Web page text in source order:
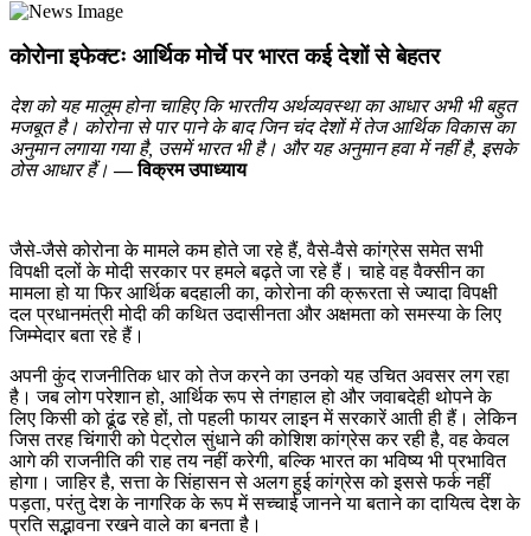
कोरोना इफेक्टः आर्थिक मोर्चे पर भारत कई देशों से बेहतर
देश को यह मालूम होना चाहिए कि भारतीय अर्थव्यवस्था का आधार अभी भी बहुत
मजबूत है। कोरोना से पार पाने के बाद जिन चंद देशों में तेज आर्थिक विकास का
अनुमान लगाया गया है, उसमें भारत भी है। और यह अनुमान हवा में नहीं है, इसके
ठोस आधार हैं।— विक्रम उपाध्याय
जैसे-जैसे कोरोना के मामले कम होते जा रहे हैं, वैसे-वैसे कांग्रेस समेत सभी
विपक्षी दलों के मोदी सरकार पर हमले बढ़ते जा रहे हैं। चाहे वह वैक्सीन का
मामला हो या फिर आर्थिक बदहाली का, कोरोना की क्रूरता से ज्यादा विपक्षी
दल प्रधानमंत्री मोदी की कथित उदासीनता और अक्षमता को समस्या के लिए
जिम्मेदार बता रहे हैं।
अपनी कुंद राजनीतिक धार को तेज करने का उनको यह उचित अवसर लग रहा
है। जब लोग परेशान हो, आर्थिक रूप से तंगहाल हो और जवाबदेही थोपने के
लिए किसी को ढूंढ रहे हों, तो पहली फायर लाइन में सरकारें आती ही हैं। लेकिन
जिस तरह चिंगारी को पेट्रोल सुंधाने की कोशिश कांग्रेस कर रही है, वह केवल
आगे की राजनीति की राह तय नहीं करेगी, बल्कि भारत का भविष्य भी प्रभावित
होगा। जाहिर है, सत्ता के सिंहासन से अलग हुई कांग्रेस को इससे फर्क नहीं
पड़ता, परंतु देश के नागरिक के रूप में सच्चाई जानने या बताने का दायित्व देश के
प्रति सद्भावना रखने वाले का बनता है।